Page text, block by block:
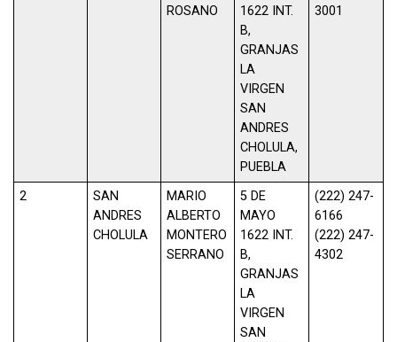
ROSANO
1622 INT.
B,
GRANJAS
LA
VIRGEN
SAN
ANDRES
CHOLULA,
PUEBLA
3001
2
SAN
ANDRES
CHOLULA
MARIO
ALBERTO
MONTERO
SERRANO
5 DE
MAYO
1622 INT.
B,
GRANJAS
LA
VIRGEN
SAN
(222) 247-
6166
(222) 247-
4302